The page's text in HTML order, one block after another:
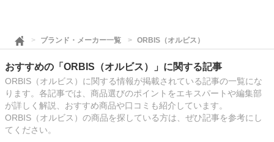
ブランド・メーカー一覧 ORBIS（オルビス）
おすすめの「ORBIS（オルビス）」に関する記事
ORBIS（オルビス）に関する情報が掲載されている記事の一覧にな
ります。各記事では、商品選びのポイントをエキスパートや編集部
が詳しく解説、おすすめ商品や口コミも紹介しています。
ORBIS（オルビス）の商品を探している方は、ぜひ記事を参考にし
てください。